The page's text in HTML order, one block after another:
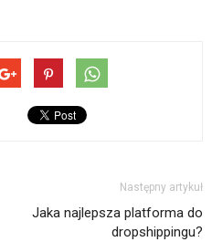
Następny artykuł
Jaka najlepsza platforma do
dropshippingu?